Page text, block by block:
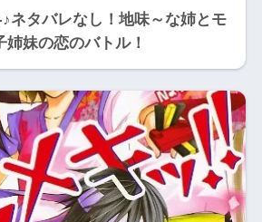
ネタバレなし！地味～な姉とモ
妹の恋のバトル！